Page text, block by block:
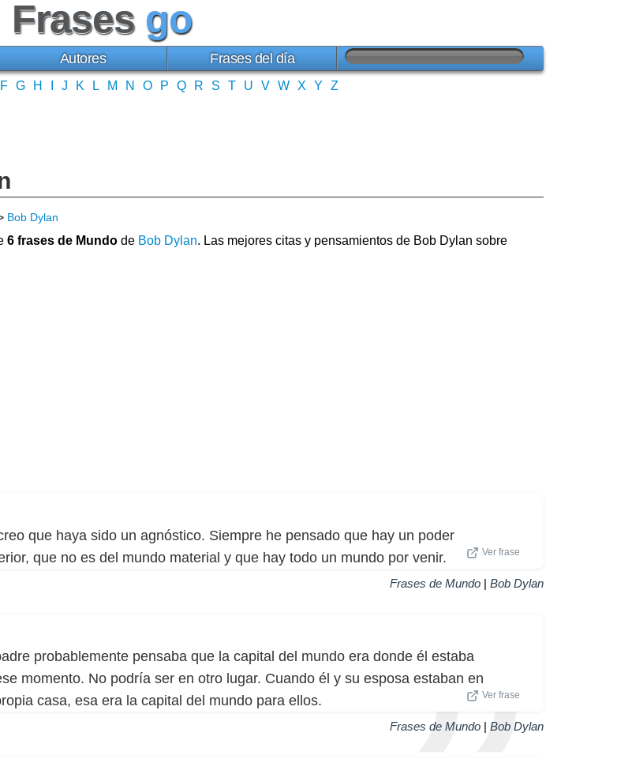
Frases go
Autores Frases del día
F G H J K L M N O P Q R S T U V W X Y Z
Bob Dylan
6 frases de Mundo de Bob Dylan. Las mejores citas y pensamientos de Bob Dylan sobre
que haya sido un agnóstico. Siempre he pensado que hay un poder
que no es del mundo material y que hay todo un mundo por venir.
Ver frase
Frases de Mundo | Bob Dylan
probablemente pensaba que la capital del mundo era donde él estaba
momento. No podría ser en otro lugar. Cuando él y su esposa estaban en
casa, esa era la capital del mundo para ellos.
Ver frase
Frases de Mundo | Bob Dylan